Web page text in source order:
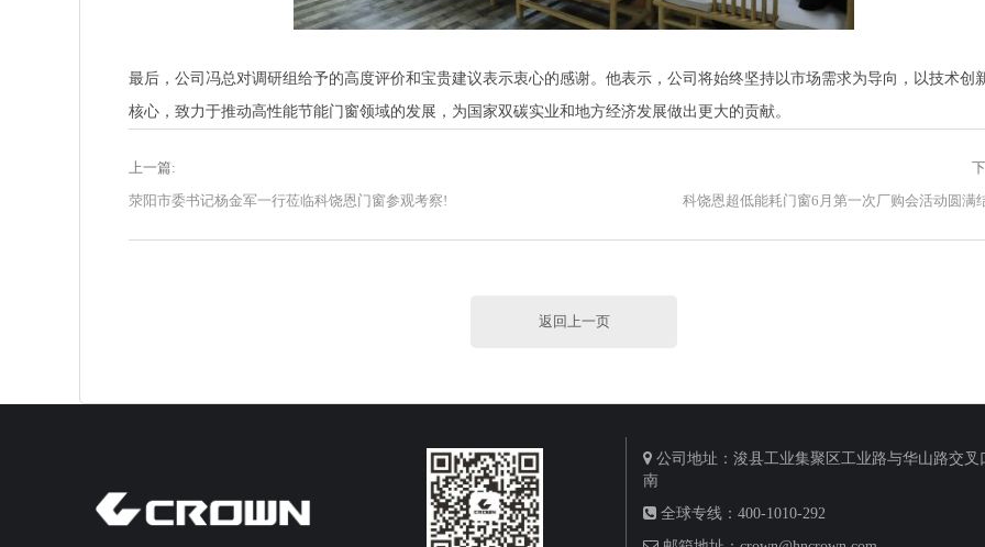
最后，公司冯总对调研组给予的高度评价和宝贵建议表示衷心的感谢。他表示，公司将始终坚持以市场需求为导向，以技术创
核心，致力于推动高性能节能门窗领域的发展，为国家双碳实业和地方经济发展做出更大的贡献。
上一篇:
荥阳市委书记杨金军一行莅临科饶恩门窗参观考察!
科饶恩超低能耗门窗6月第一次厂购会活动圆满
返回上一页
公司地址：浚县工业集聚区工业路与华山路交叉
南
全球专线：400-1010-292